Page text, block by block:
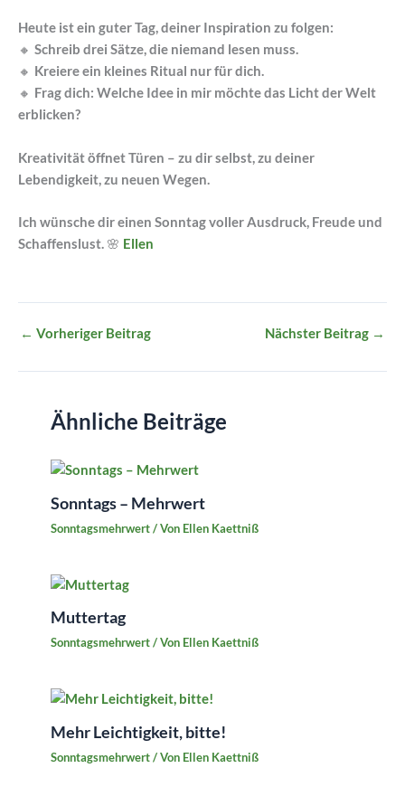
Heute ist ein guter Tag, deiner Inspiration zu folgen:
🔸 Schreib drei Sätze, die niemand lesen muss.
🔸 Kreiere ein kleines Ritual nur für dich.
🔸 Frag dich: Welche Idee in mir möchte das Licht der Welt
erblicken?
Kreativität öffnet Türen – zu dir selbst, zu deiner
Lebendigkeit, zu neuen Wegen.
Ich wünsche dir einen Sonntag voller Ausdruck, Freude und
Schaffenslust. 🌸 Ellen
← Vorheriger Beitrag Nächster Beitrag →
Ähnliche Beiträge
Sonntags – Mehrwert
Sonntagsmehrwert/ Von Ellen Kaettniß
Muttertag
Sonntagsmehrwert/ Von Ellen Kaettniß
Mehr Leichtigkeit, bitte!
Sonntagsmehrwert/ Von Ellen Kaettniß